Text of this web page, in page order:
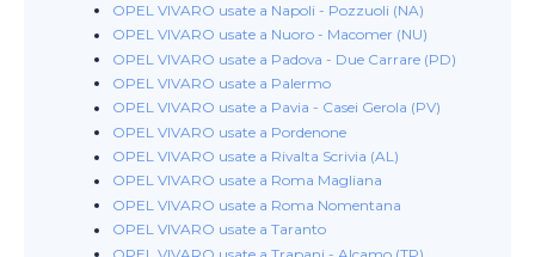
OPEL VIVARO usate a Napoli - Pozzuoli (NA)
OPEL VIVARO usate a Nuoro - Macomer (NU)
OPEL VIVARO usate a Padova - Due Carrare (PD)
OPEL VIVARO usate a Palermo
OPEL VIVARO usate a Pavia - Casei Gerola (PV)
OPEL VIVARO usate a Pordenone
OPEL VIVARO usate a Rivalta Scrivia (AL)
OPEL VIVARO usate a Roma Magliana
OPEL VIVARO usate a Roma Nomentana
OPEL VIVARO usate a Taranto